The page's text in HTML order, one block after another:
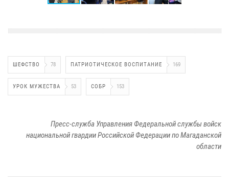
ШЕФСТВО 78 ПАТРИОТИЧЕСКОЕ ВОСПИТАНИЕ 169
УРОК МУЖЕСТВА 53 СОБР 153
Пресс-служба Управления Федеральной службы войск
национальной гвардии Российской Федерации по Магаданской
области